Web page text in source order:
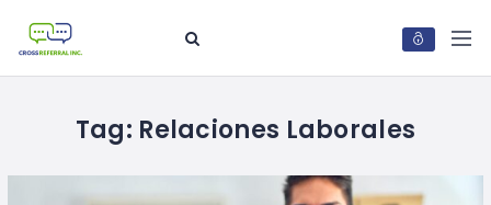
Tag: Relaciones Laborales